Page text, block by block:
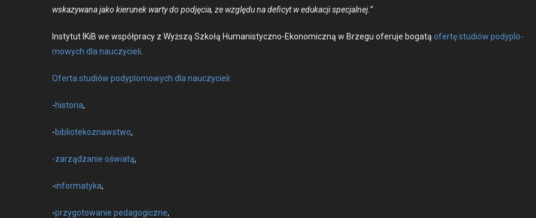
wskazy­wana jako kierunek warty do pod­ję­cia, ze wzglę­du na defi­cyt w edukacji spec­jal­nej.”
Insty­tut IKiB we współpra­cy z Wyższą Szkołą Human­isty­czno-Eko­nom­iczną w Brzegu ofer­u­je bogatą ofer­tę studiów pody­plo­
mowych dla nauczy­cieli
Ofer­ta studiów pody­plo­mowych dla nauczy­cieli:
-his­to­ria,
-bib­liotekoz­naw­st­wo,
-zarządzanie oświatą,
-infor­maty­ka,
-przy­go­towanie ped­a­gog­iczne,